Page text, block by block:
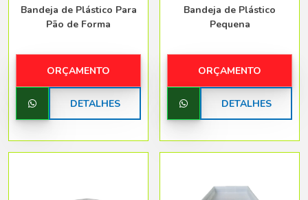
Bandeja de Plástico Para
Pão de Forma
ORÇAMENTO
DETALHES
Bandeja de Plástico
Pequena
ORÇAMENTO
DETALHES